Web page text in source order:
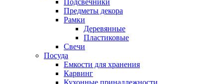
Подсвечники
Предметы декора
Рамки
Деревянные
Пластиковые
Свечи
Посуда
Емкости для хранения
Карвинг
Кухонные принадлежности